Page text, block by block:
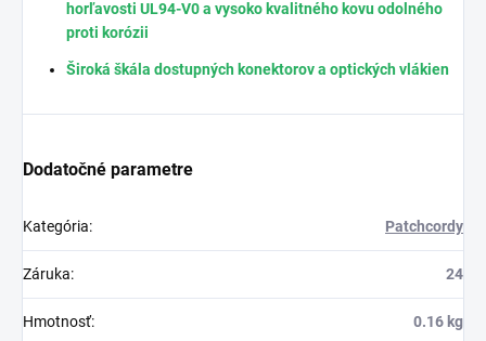
horľavosti UL94-V0 a vysoko kvalitného kovu odolného
proti korózii
Široká škála dostupných konektorov a optických vlákien
Dodatočné parametre
Kategória: Patchcordy
Záruka: 24
Hmotnosť: 0.16 kg